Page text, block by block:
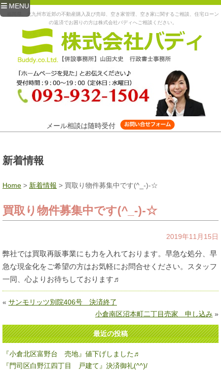
MENU
福岡県、北九州市近郊の不動産購入及び売却、空き家管理、空き家に関するご相談、住宅ローン
の返済でお困りの方は株式会社バディへご相談ください。
メール相談は随時受付
新着情報
Home > 新着情報 > 買取り物件募集中です(^_-)-☆
買取り物件募集中です(^_-)-☆
2019年11月15日
弊社では買取再販事業にも力を入れております。早急な処分、早
急な現金化をご希望の方はお気軽にお問合せください。スタッフ
一同、心よりお待ちしております♬
« サンモリッツ別院406号 決済終了
小倉南区沼本町二丁目売家 申し込み »
最近の投稿
『小倉北区富野台 売地』値下げしました♬
『門司区白野江四丁目 戸建て』決済御礼(^^)/